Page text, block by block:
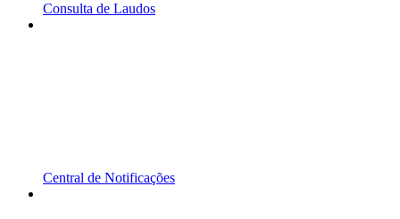
Consulta de Laudos
Central de Notificações